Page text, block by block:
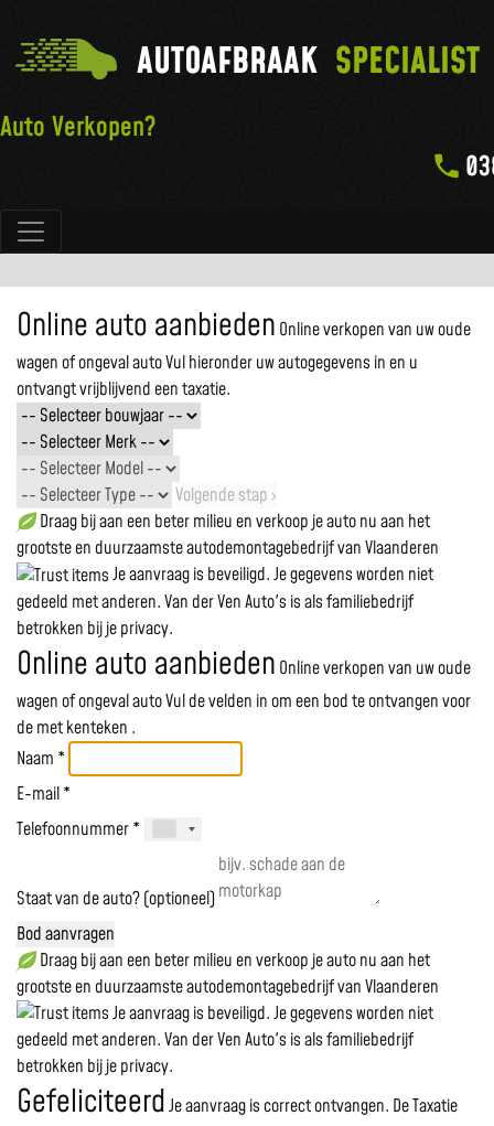
Hoofdnavigatie
AUTOAFBRAAK SPECIALIST
Auto Verkopen?
Online auto aanbieden Online verkopen van uw oude
wagen of ongeval autoVul hieronder uw autogegevens in en u
ontvangt vrijblijvend een taxatie.
Volgende stap ›
Draag bij aan een beter milieu en verkoop je auto nu aan het
grootste en duurzaamste autodemontagebedrijf van Vlaanderen
Je aanvraag is beveiligd. Je gegevens worden niet
gedeeld met anderen. Van der Ven Auto's is als familiebedrijf
betrokken bij je privacy.
Online auto aanbieden Online verkopen van uw oude
wagen of ongeval autoVul de velden in om een bod te ontvangen voor
demet kenteken .
Naam *
E-mail *
Telefoonnummer *
Staat van de auto? (optioneel)
Bod aanvragen
Draag bij aan een beter milieu en verkoop je auto nu aan het
grootste en duurzaamste autodemontagebedrijf van Vlaanderen
Je aanvraag is beveiligd. Je gegevens worden niet
gedeeld met anderen. Van der Ven Auto's is als familiebedrijf
betrokken bij je privacy.
GefeliciteerdJe aanvraag is correct ontvangen. De Taxatie